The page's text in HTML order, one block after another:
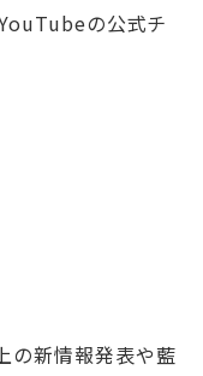
の公式チ
の新情報発表や藍